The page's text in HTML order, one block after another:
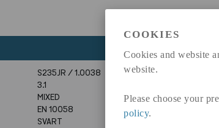
COOKIES
Cookies and website
website.
Please choose your
policy.
S235JR / 1.0038
3.1
MIXED
EN 10058
SVART